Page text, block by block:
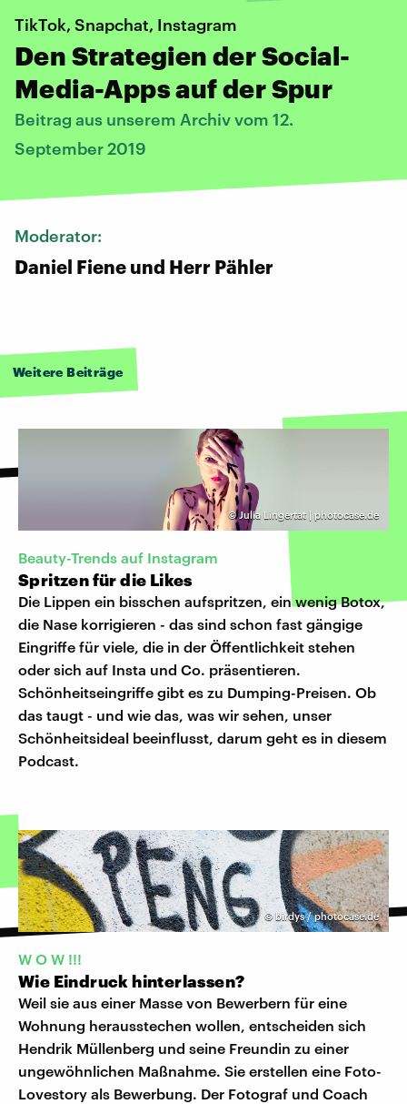
TikTok, Snapchat, Instagram
Den Strategien der Social-
Media-Apps auf der Spur
Beitrag aus unserem Archiv vom 12.
September 2019
Moderator:
Daniel Fiene und Herr Pähler
Weitere Beiträge
©Julia Lingertat | photocase.de
Beauty-Trends auf Instagram
Spritzen für die Likes
Die Lippen ein bisschen aufspritzen, ein wenig Botox,
die Nase korrigieren - das sind schon fast gängige
Eingriffe für viele, die in der Öffentlichkeit stehen
oder sich auf Insta und Co. präsentieren.
Schönheitseingriffe gibt es zu Dumping-Preisen. Ob
das taugt - und wie das, was wir sehen, unser
Schönheitsideal beeinflusst, darum geht es in diesem
Podcast.
©birdys / photocase.de
W O W !!!
Wie Eindruck hinterlassen?
Weil sie aus einer Masse von Bewerbern für eine
Wohnung herausstechen wollen, entscheiden sich
Hendrik Müllenberg und seine Freundin zu einer
ungewöhnlichen Maßnahme. Sie erstellen eine Foto-
Lovestory als Bewerbung. Der Fotograf und Coach